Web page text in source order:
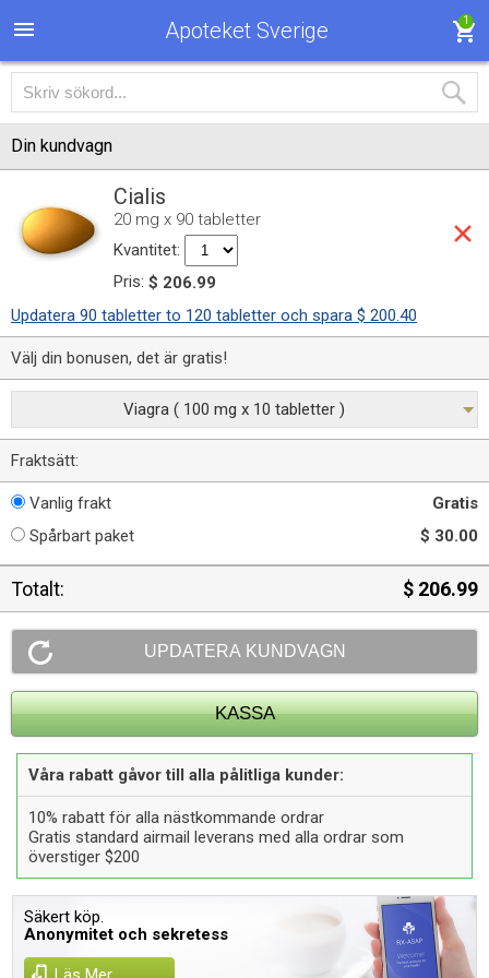
Apoteket Sverige 1
Din kundvagn
Cialis
20 mg x 90 tabletter
Kvantitet:
Pris: $ 206.99
Updatera 90 tabletter to 120 tabletter och spara $ 200.40
Välj din bonusen, det är gratis!
Viagra ( 100 mg x 10 tabletter )
Fraktsätt:
Vanlig frakt
Gratis
Spårbart paket
$ 30.00
Totalt: $ 206.99
Våra rabatt gåvor till alla pålitliga kunder:
10% rabatt för alla nästkommande ordrar
Gratis standard airmail leverans med alla ordrar som
överstiger $200
Säkert köp.
Anonymitet och sekretess